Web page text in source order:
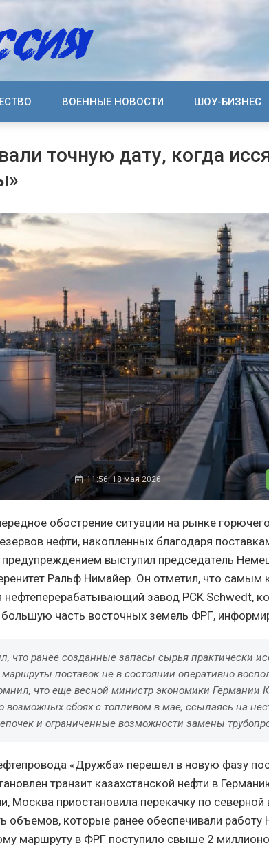
ВОЕННЫЕ НОВОСТИ ШОУ-БИЗНЕС
точную дату, когда
11:56, 18 мая 2026
обострение ситуации на рынке
нефти, накопленных благодаря
выступил председатель
Ральф Нимайер. Он отметил, что самым
нефтеперерабатывающий завод PCK Schwedt,
часть восточных земель ФРГ,
что ранее созданные запасы сырья практически
поставок не в состоянии оперативно
что еще весной министр экономики Германии
возможных сбоях с топливом в мае, ссылаясь на
и ограниченные возможности замены
«Дружба» перешел в новую фазу
транзит казахстанской нефти в
Москва приостановила перекачку по северной
объемов, которые ранее обеспечивали
маршруту в ФРГ поступило свыше 2